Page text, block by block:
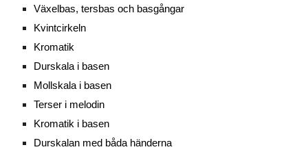
Växelbas, tersbas och basgångar
Kvintcirkeln
Kromatik
Durskala i basen
Mollskala i basen
Terser i melodin
Kromatik i basen
Durskalan med båda händerna